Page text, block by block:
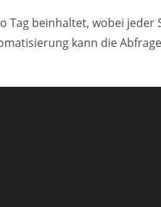
Tag beinhaltet, wobei
kann die